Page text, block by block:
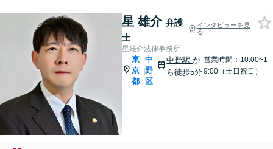
星 雄介 弁護
士
インタビューを見
る
星雄介法律事務所
東
京
都
|
中
野
区
中野駅か
ら徒歩5分
営業時間：10:00~1
9:00（土日祝日）